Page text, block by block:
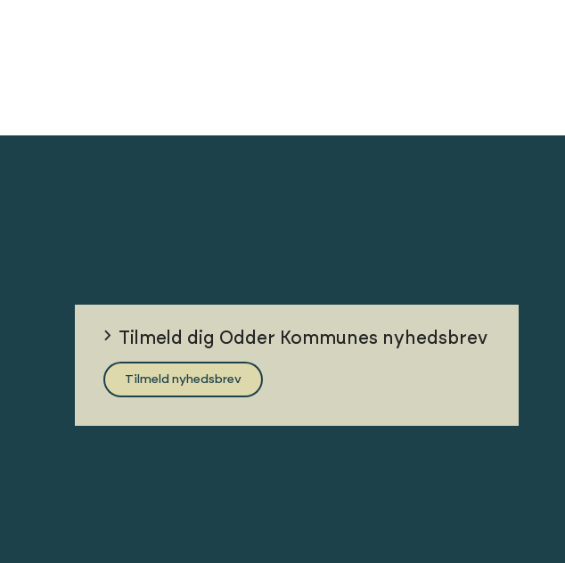
Tilmeld dig Odder Kommunes nyhedsbrev
Tilmeld nyhedsbrev